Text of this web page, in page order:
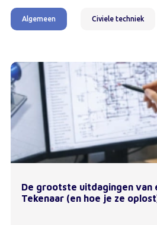
Algemeen Civiele techniek
De grootste uitdagingen van
Tekenaar (en hoe je ze